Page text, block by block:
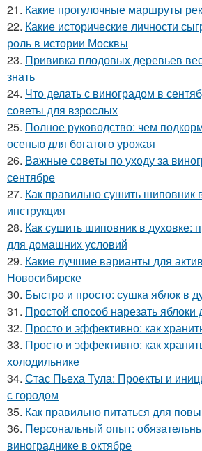
21. Какие прогулочные маршруты
22. Какие исторические личности
роль в истории Москвы
23. Прививка плодовых деревьев
знать
24. Что делать с виноградом в
советы для взрослых
25. Полное руководство: чем
осенью для богатого урожая
26. Важные советы по уходу за
сентябре
27. Как правильно сушить шиповник
инструкция
28. Как сушить шиповник в духовке:
для домашних условий
29. Какие лучшие варианты для
Новосибирске
30. Быстро и просто: сушка яблок в
31. Простой способ нарезать яблоки
32. Просто и эффективно: как
33. Просто и эффективно: как
холодильнике
34. Стас Пьеха Тула: Проекты и
с городом
35. Как правильно питаться для
36. Персональный опыт:
винограднике в октябре